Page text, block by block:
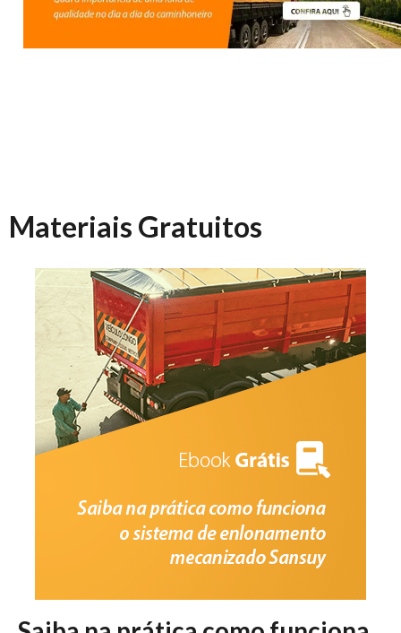
Materiais Gratuitos